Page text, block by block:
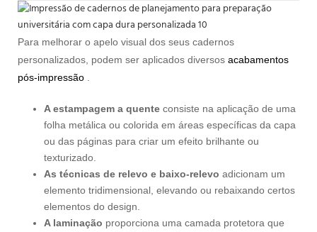
Para melhorar o apelo visual dos seus cadernos
personalizados, podem ser aplicados diversos acabamentos
pós-impressão
A estampagem a quenteconsiste na aplicação de uma
folha metálica ou colorida em áreas específicas da capa
ou das páginas para criar um efeito brilhante ou
texturizado.
As técnicas de relevo e baixo-relevo adicionam um
elemento tridimensional, elevando ou rebaixando certos
elementos do design.
A laminação proporciona uma camada protetora que